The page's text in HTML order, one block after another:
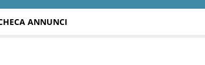
ANNUNCI